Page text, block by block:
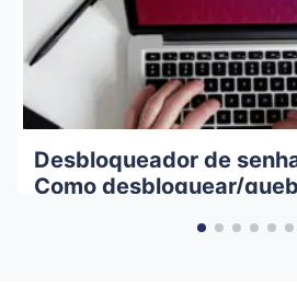
Desbloqueador de
Como desbloquear/